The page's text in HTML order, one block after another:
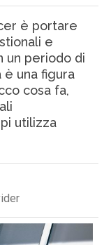
è portare
e
un periodo di
una figura
cosa fa,
utilizza